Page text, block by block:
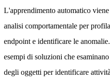
L'apprendimento automatico
analisi comportamentale per
endpoint e identificare le
esempi di soluzioni che
degli oggetti per identificare